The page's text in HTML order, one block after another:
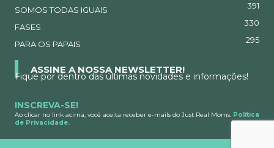
SOMOS TODAS IGUAIS 391
FASES 330
PARA OS PAPAIS 295
ASSINE A NOSSA NEWSLETTER!
Fique por dentro das últimas novidades e informações!
INSCREVA-SE!
Ao clicar no link acima, você aceita receber e-mails do Just Real Moms. Política
de Privacidade.